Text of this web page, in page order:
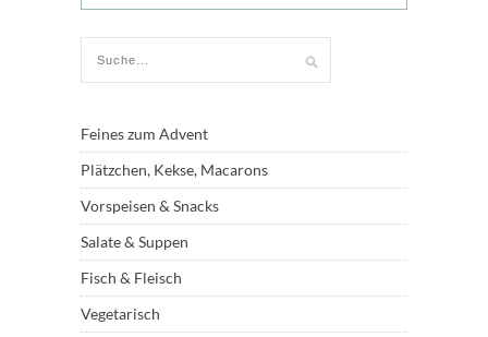
Feines zum Advent
Plätzchen, Kekse, Macarons
Vorspeisen & Snacks
Salate & Suppen
Fisch & Fleisch
Vegetarisch